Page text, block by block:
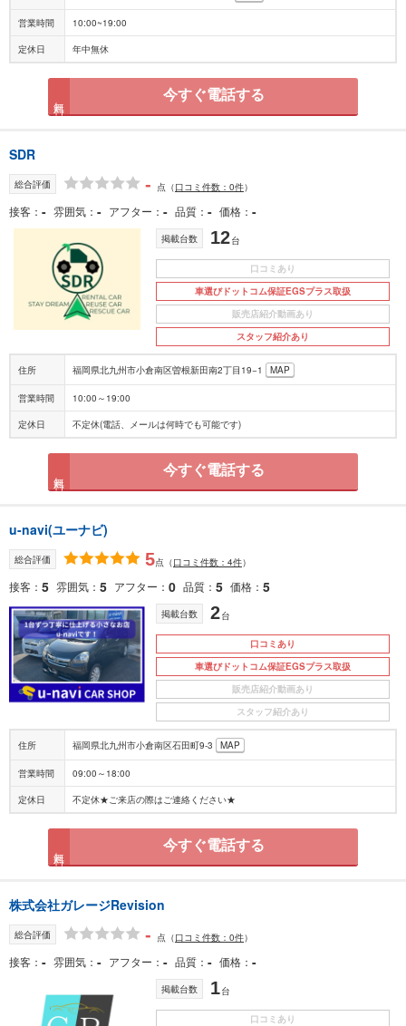
営業時間 10:00~19:00
定休日 年中無休
今すぐ電話する
SDR
総合評価 - 点 （口コミ件数：0件）
接客 - 雰囲気 - アフター - 品質 - 価格 -
掲載台数 12台
口コミあり
車選びドットコム保証EGSプラス取扱
販売店紹介動画あり
スタッフ紹介あり
住所 福岡県北九州市小倉南区曽根新田南2丁目19−1 MAP
営業時間 10:00～19:00
定休日 不定休(電話、メールは何時でも可能です)
今すぐ電話する
u-navi(ユーナビ)
総合評価 5点 （口コミ件数：4件）
接客 5 雰囲気 5 アフター 0 品質 5 価格 5
掲載台数 2台
口コミあり
車選びドットコム保証EGSプラス取扱
販売店紹介動画あり
スタッフ紹介あり
住所 福岡県北九州市小倉南区石田町9-3 MAP
営業時間 09:00～18:00
定休日 不定休★ご来店の際はご連絡ください★
今すぐ電話する
株式会社ガレージRevision
総合評価 - 点 （口コミ件数：0件）
接客 - 雰囲気 - アフター - 品質 - 価格 -
掲載台数 1台
口コミあり